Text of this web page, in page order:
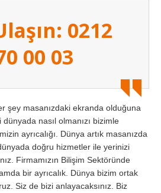
0212
00 03
şey masanızdaki ekranda olduğuna
nasıl olmanızı bizimle
ayrıcalığı. Dünya artık masanızda
doğru hizmetler ile yerinizi
Firmamızın Bilişim Sektöründe
bir ayrıcalık. Dünya bizim ortak
Siz de bizi anlayacaksınız. Biz